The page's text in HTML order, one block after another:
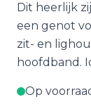
Dit heerlijk
een genot
zit- en
hoofdband.
Op